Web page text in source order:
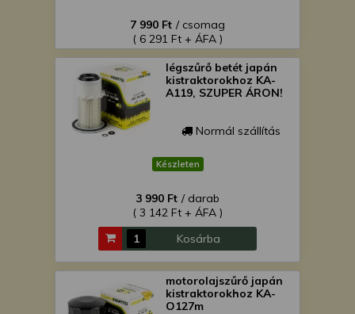
7 990 Ft / csomag
( 6 291 Ft + ÁFA )
légszűrő betét japán
kistraktorokhoz KA-
A119, SZUPER ÁRON!
Normál szállítás
Készleten
3 990 Ft / darab
( 3 142 Ft + ÁFA )
Kosárba
motorolajszűrő japán
kistraktorokhoz KA-
O127m